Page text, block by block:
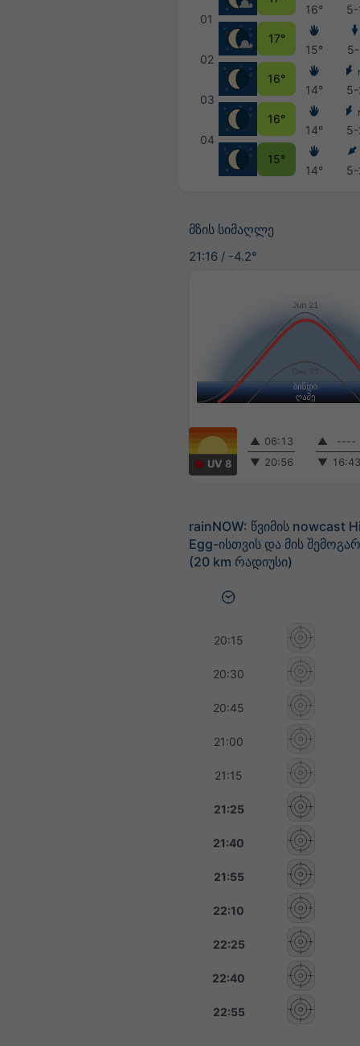
01
02
03
04
17°
16°
16°
15°
16°
15°
14°
14°
14°
მზის სიმაღლე
21:16 / -4.2°
UV 8
▲ 06:13
▼ 20:56
▲
----
▼
rainNOW: წვიმის nowcast
Egg-ისთვის და მის
(20 km რადიუსი)
20:15
20:30
20:45
21:00
21:15
21:25
21:40
21:55
22:10
22:25
22:40
22:55